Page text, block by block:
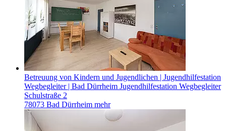
Betreuung von Kindern und Jugendlichen | Jugendhilfestation
Wegbegleiter | Bad Dürrheim Jugendhilfestation Wegbegleiter
Schulstraße 2
78073 Bad Dürrheim mehr